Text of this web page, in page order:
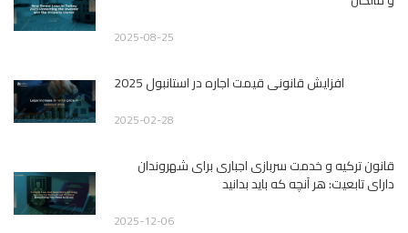
2025-08-25
افزایش قانونی قیمت اجاره در استانبول 2025
2025-02-28
قانون ترکیه و خدمت سربازی اجباری برای شهروندان
دارای تابعیت: هر آنچه که باید بدانید
2025-12-06